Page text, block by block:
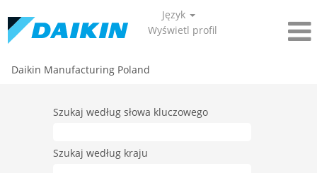
Język
Wyświetl profil
Daikin Manufacturing Poland
Szukaj według słowa kluczowego
Szukaj według kraju